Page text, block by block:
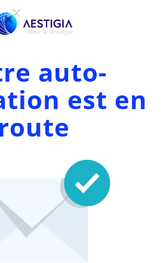
auto-
est en
route